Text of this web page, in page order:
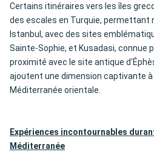
Certains itinéraires vers les îles
des escales en Turquie, permettant
Istanbul, avec des sites
Sainte-Sophie, et Kusadasi, connue
proximité avec le site antique
ajoutent une dimension captivante
Méditerranée orientale.
Expériences incontournables
Méditerranée